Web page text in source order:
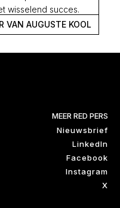
wisselend succes.
VAN AUGUSTE KOOL
MEER RED PERS
Nieuwsbrief
LinkedIn
Facebook
Instagram
X